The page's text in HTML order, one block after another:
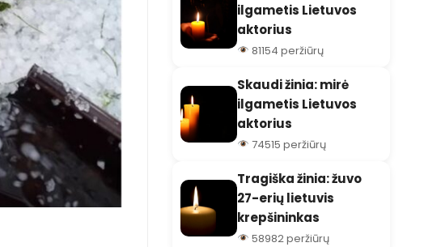
ilgametis Lietuvos
aktorius
81154 peržiūrų
Skaudi žinia: mirė
ilgametis Lietuvos
aktorius
74515 peržiūrų
Tragiška žinia: žuvo
27-erių lietuvis
krepšininkas
58982 peržiūrų